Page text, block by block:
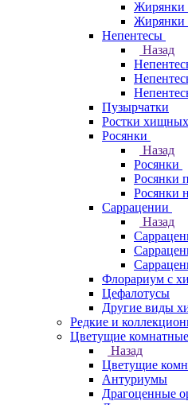
Жирянки
Жирянки
Непентесы
Назад
Пузырчатки
Ростки
Росянки
Назад
Росянки
Росянки
Росянки
Саррацении
Назад
Флорариум с
Цефалотусы
Другие виды
Редкие и
Цветущие
Назад
Цветущие
Антуриумы
Драгоценные